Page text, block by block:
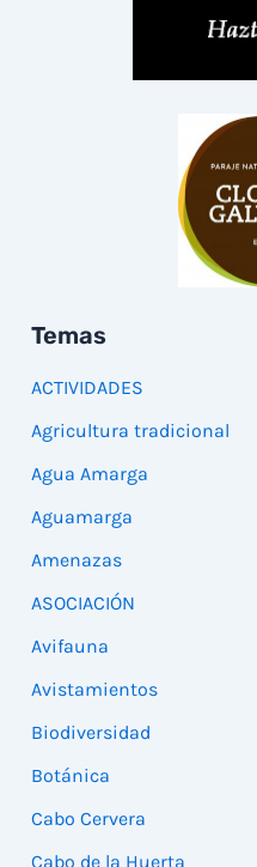
Temas
ACTIVIDADES
Agricultura tradicional
Agua Amarga
Aguamarga
Amenazas
ASOCIACIÓN
Avifauna
Avistamientos
Biodiversidad
Botánica
Cabo Cervera
Cabo de la Huerta